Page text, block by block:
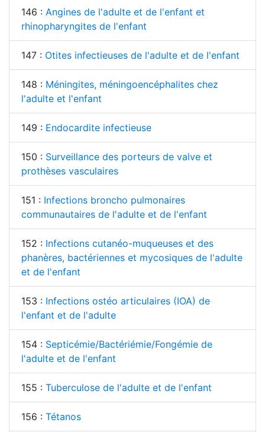
146 : Angines de l'adulte et de l'enfant et
rhinopharyngites de l'enfant
147 : Otites infectieuses de l'adulte et de l'enfant
148 : Méningites, méningoencéphalites chez
l'adulte et l'enfant
149 : Endocardite infectieuse
150 : Surveillance des porteurs de valve et
prothèses vasculaires
151 : Infections broncho pulmonaires
communautaires de l'adulte et de l'enfant
152 : Infections cutanéo-muqueuses et des
phanères, bactériennes et mycosiques de l'adulte
et de l'enfant
153 : Infections ostéo articulaires (IOA) de
l'enfant et de l'adulte
154 : Septicémie/Bactériémie/Fongémie de
l'adulte et de l'enfant
155 : Tuberculose de l'adulte et de l'enfant
156 : Tétanos